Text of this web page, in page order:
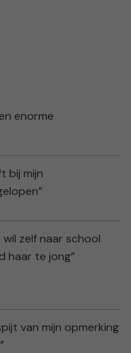
enorme
bij mijn
wil zelf naar school
haar te jong”
van mijn opmerking